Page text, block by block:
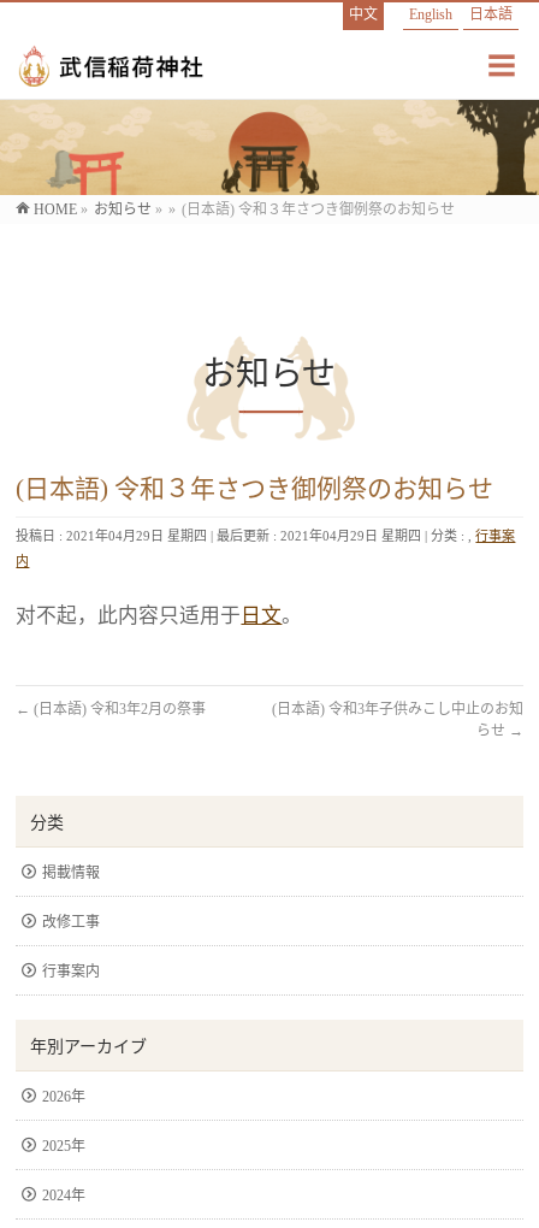
日本語
English
中文
HOME » お知らせ » » (日本語) 令和３年さつき御例祭のお知らせ
お知らせ
(日本語) 令和３年さつき御例祭のお知らせ
投稿日 : 2021年04月29日 星期四 最后更新 : 2021年04月29日 星期四 分类 : ,行事案
内
对不起，此内容只适用于 日文。
← (日本語) 令和3年2月の祭事
(日本語) 令和3年子供みこし中止のお知
らせ →
分类
掲載情報
改修工事
行事案内
年別アーカイブ
2026年
2025年
2024年